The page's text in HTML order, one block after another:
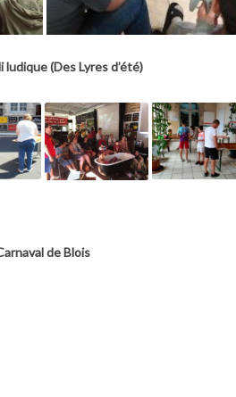
ludique (Des Lyres d’été)
de Blois